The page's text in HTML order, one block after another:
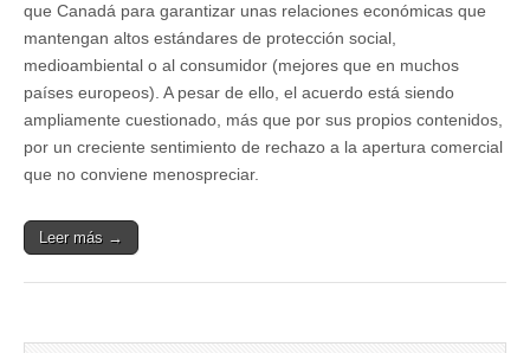
que Canadá para garantizar unas relaciones económicas que
mantengan altos estándares de protección social,
medioambiental o al consumidor (mejores que en muchos
países europeos). A pesar de ello, el acuerdo está siendo
ampliamente cuestionado, más que por sus propios contenidos,
por un creciente sentimiento de rechazo a la apertura comercial
que no conviene menospreciar.
Leer más →